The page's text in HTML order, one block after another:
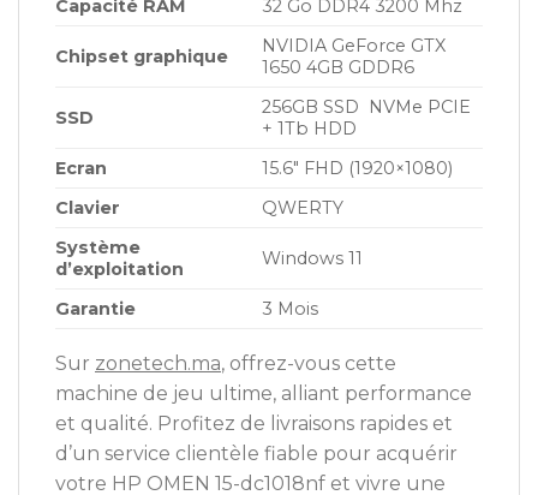
Capacité RAM
32 Go DDR4 3200 Mhz
Chipset graphique
NVIDIA GeForce GTX
1650 4GB GDDR6
SSD
256GB SSD NVMe PCIE
+ 1Tb HDD
Ecran
15.6″ FHD (1920×1080)
Clavier
QWERTY
Système
d’exploitation
Windows 11
Garantie 3 Mois
Sur zonetech.ma, offrez-vous cette
machine de jeu ultime, alliant performance
et qualité. Profitez de livraisons rapides et
d’un service clientèle fiable pour acquérir
votre HP OMEN 15-dc1018nf et vivre une